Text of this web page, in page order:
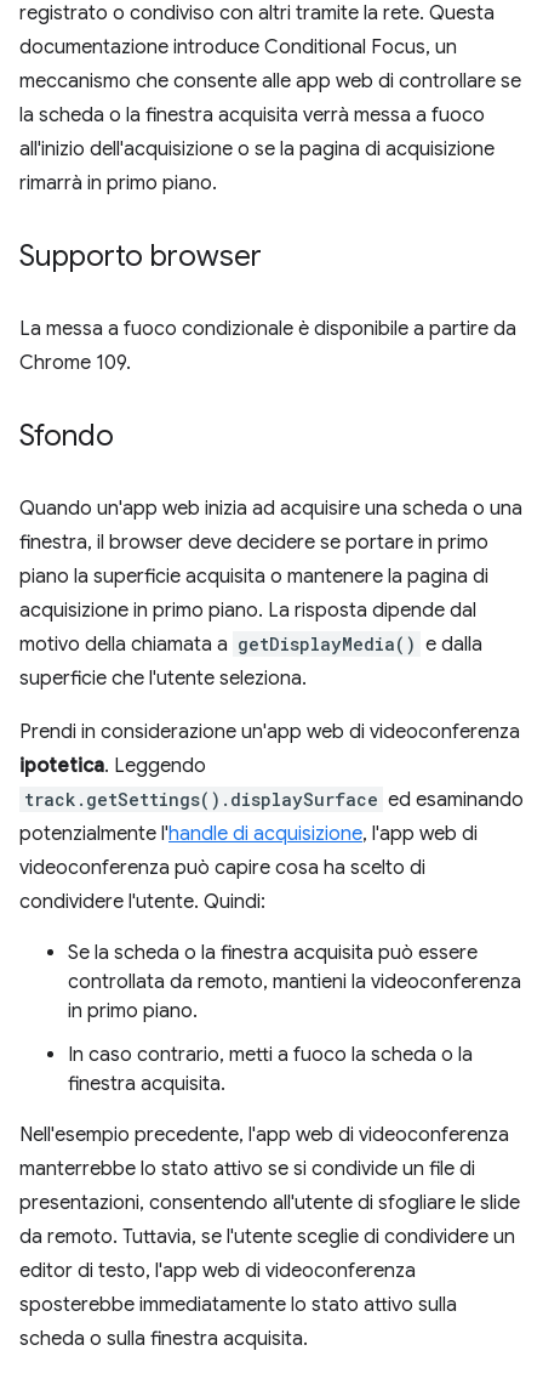
registrato o condiviso con altri tramite la rete. Questa
documentazione introduce Conditional Focus, un
meccanismo che consente alle app web di controllare se
la scheda o la finestra acquisita verrà messa a fuoco
all'inizio dell'acquisizione o se la pagina di acquisizione
rimarrà in primo piano.
Supporto browser
La messa a fuoco condizionale è disponibile a partire da
Chrome 109.
Sfondo
Quando un'app web inizia ad acquisire una scheda o una
finestra, il browser deve decidere se portare in primo
piano la superficie acquisita o mantenere la pagina di
acquisizione in primo piano. La risposta dipende dal
motivo della chiamata a getDisplayMedia() e dalla
superficie che l'utente seleziona.
Prendi in considerazione un'app web di videoconferenza
ipotetica. Leggendo
track.getSettings().displaySurface ed esaminando
potenzialmente l'handle di acquisizione, l'app web di
videoconferenza può capire cosa ha scelto di
condividere l'utente. Quindi:
Se la scheda o la finestra acquisita può essere
controllata da remoto, mantieni la videoconferenza
in primo piano.
In caso contrario, metti a fuoco la scheda o la
finestra acquisita.
Nell'esempio precedente, l'app web di videoconferenza
manterrebbe lo stato attivo se si condivide un file di
presentazioni, consentendo all'utente di sfogliare le slide
da remoto. Tuttavia, se l'utente sceglie di condividere un
editor di testo, l'app web di videoconferenza
sposterebbe immediatamente lo stato attivo sulla
scheda o sulla finestra acquisita.